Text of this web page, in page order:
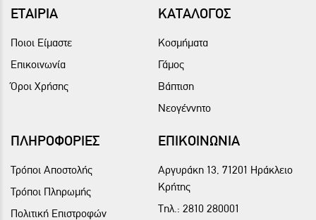
ΕΤΑΙΡΙΑ
Ποιοι Είμαστε
Επικοινωνία
Όροι Χρήσης
ΚΑΤΑΛΟΓΟΣ
Κοσμήματα
Γάμος
Βάπτιση
Νεογέννητο
ΠΛΗΡΟΦΟΡΙΕΣ
Τρόποι Αποστολής
Τρόποι Πληρωμής
Πολιτική Επιστροφών
ΕΠΙΚΟΙΝΩΝΙΑ
Αργυράκη 13, 71201 Ηράκλειο
Κρήτης
Τηλ.: 2810 280001